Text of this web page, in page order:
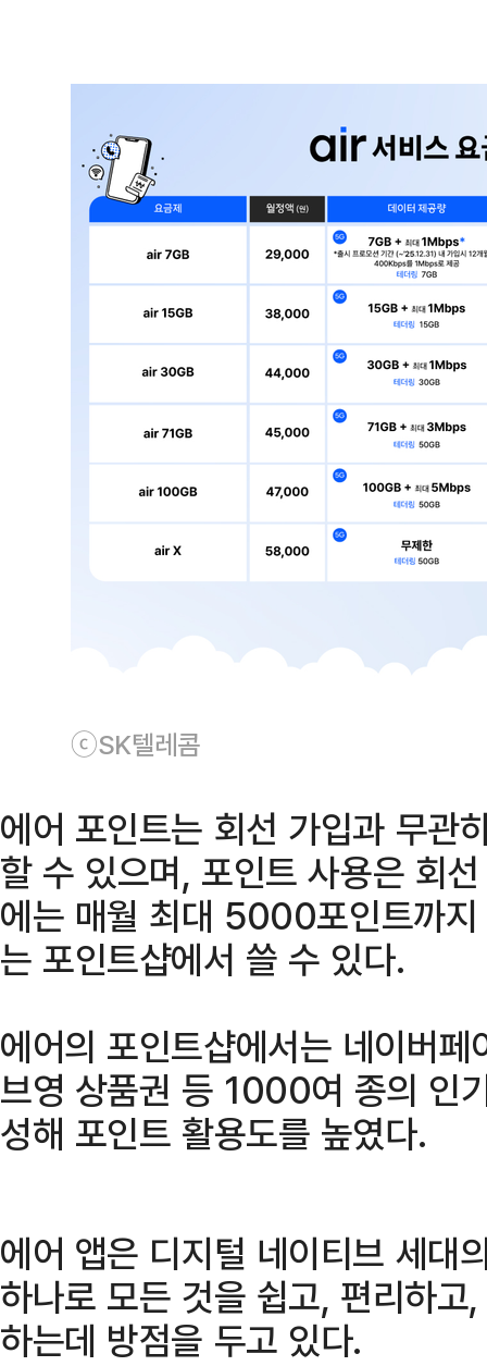
ⓒSK텔레콤
에어 포인트는 회선 가입과 무관
할 수 있으며, 포인트 사용은 회
에는 매월 최대 5000포인트까
는 포인트샵에서 쓸 수 있다.
에어의 포인트샵에서는 네이버페
브영 상품권 등 1000여 종의 인
성해 포인트 활용도를 높였다.
에어 앱은 디지털 네이티브 세대
하나로 모든 것을 쉽고, 편리하
하는데 방점을 두고 있다.